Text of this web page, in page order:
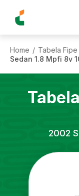
Home / Tabela Fipe
Sedan 1.8 Mpfi 8v
2002